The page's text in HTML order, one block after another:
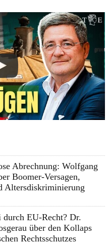
Abrechnung: Wolfgang
Boomer-Versagen,
Altersdiskriminierung
durch EU-Recht? Dr.
über den Kollaps
Rechtsschutzes